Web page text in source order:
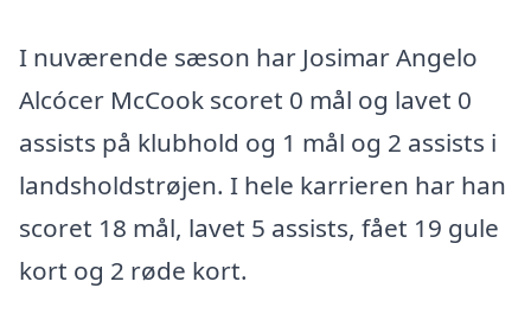
I nuværende sæson har Josimar Angelo
Alcócer McCook scoret 0 mål og lavet 0
assists på klubhold og 1 mål og 2 assists i
landsholdstrøjen. I hele karrieren har han
scoret 18 mål, lavet 5 assists, fået 19 gule
kort og 2 røde kort.